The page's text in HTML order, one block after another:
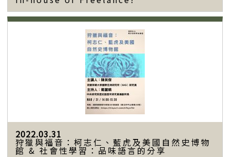
2022.03.31
狩獵與福音：柯志仁、藍虎及美國自然史博物
館 & 社會性學習：品味語言的分享